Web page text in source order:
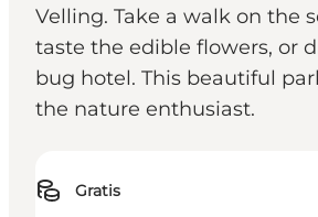
Velling. Take a walk on the
taste the edible flowers, or
bug hotel. This beautiful
the nature enthusiast.
Gratis